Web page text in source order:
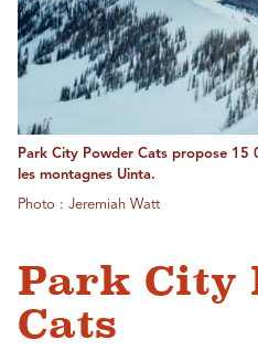
Park City Powder Cats propose 15
les montagnes Uinta.
Photo : Jeremiah Watt
Park City
Cats